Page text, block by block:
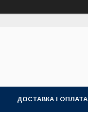
ДОСТАВКА І ОПЛАТА